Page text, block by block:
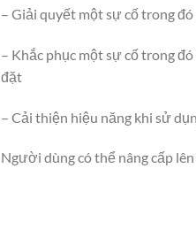
– Giải quyết một sự cố trong
– Khắc phục một sự cố trong
đặt
– Cải thiện hiệu năng khi sử
Người dùng có thể nâng cấp